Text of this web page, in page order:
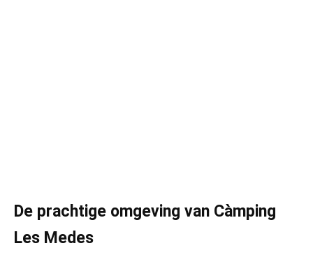
De prachtige omgeving van Càmping
Les Medes